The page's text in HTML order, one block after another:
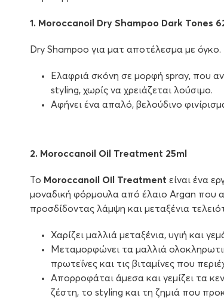
1. Moroccanoil Dry Shampoo Dark Tones
Dry Shampoo για ματ αποτέλεσμα με όγκο.
Ελαφριά σκόνη σε μορφή spray, που
styling, χωρίς να χρειάζεται λούσιμο.
Αφήνει ένα απαλό, βελούδινο
2. Moroccanoil Oil Treatment 25ml
Το Moroccanoil Oil Treatment είναι ένα
μοναδική φόρμουλα από έλαιο Argan που
προσδίδοντας λάμψη και μεταξένια
Χαρίζει μαλλιά μεταξένια, υγιή και
Μεταμορφώνει τα μαλλιά
πρωτεΐνες και τις βιταμίνες που
Απορροφάται άμεσα και γεμίζει τα
ζέστη, το styling και τη ζημιά που